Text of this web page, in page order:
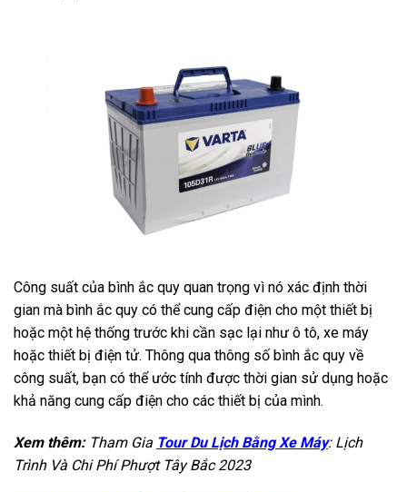
Công suất của bình ắc quy quan trọng vì nó xác định thời
gian mà bình ắc quy có thể cung cấp điện cho một thiết bị
hoặc một hệ thống trước khi cần sạc lại như ô tô, xe máy
hoặc thiết bị điện tử. Thông qua thông số bình ắc quy về
công suất, bạn có thể ước tính được thời gian sử dụng hoặc
khả năng cung cấp điện cho các thiết bị của mình.
Xem thêm: Tham Gia Tour Du Lịch Bằng Xe Máy: Lịch
Trình Và Chi Phí Phượt Tây Bắc 2023